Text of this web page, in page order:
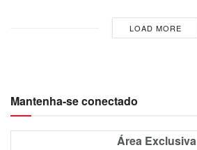
LOAD MORE
Mantenha-se conectado
Área Exclusiva